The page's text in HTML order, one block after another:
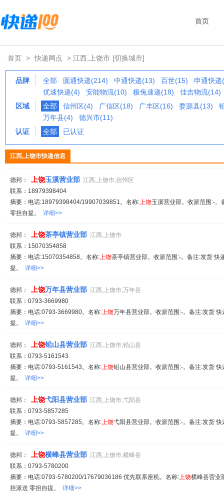
首页
首页 > 快递网点 > 江西,上饶市 [切换城市]
品牌 全部 圆通快递(214) 中通快递(13) 百世(15)
申通快递
优速快递(4)
安能物流(10) 极兔速递(18)
佳吉物流(14)
区域
全部 信州区(4) 广信区(18) 广丰区(16) 婺源县(13)
万年县(4)
德兴市(11)
认证
全部 已认证
江西,上饶市快递信息
德邦： 上饶玉溪营业部 江西,上饶市,信州区
联系：18979398404
摘要：电话:18979398404/19907039851。名称:上饶玉溪营业部。收派范围:-。
零担自提。 详细>>
德邦： 上饶茶亭镇营业部 江西,上饶市
联系：15070354858
摘要：电话:15070354858。名称:上饶茶亭镇营业部。收派范围:-。备注:发货 快
提。 详细>>
德邦： 上饶万年县营业部 江西,上饶市,万年县
联系：0793-3669980
摘要：电话:0793-3669980。名称:上饶万年县营业部。收派范围:-。备注:发货
提。 详细>>
德邦： 上饶铅山县营业部 江西,上饶市,铅山县
联系：0793-5161543
摘要：电话:0793-5161543。名称:上饶铅山县营业部。收派范围:-。备注:发货
提。 详细>>
德邦： 上饶弋阳县营业部 江西,上饶市,弋阳县
联系：0793-5857285
摘要：电话:0793-5857285。名称:上饶弋阳县营业部。收派范围:-。备注:发货
提。 详细>>
德邦： 上饶横峰县营业部 江西,上饶市,横峰县
联系：0793-5780200
摘要：电话:0793-5780200/17679036186 优先联系座机。名称:上饶横峰县营业
担派送 零担自提。 详细>>